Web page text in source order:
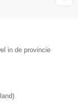
in de provincie
)